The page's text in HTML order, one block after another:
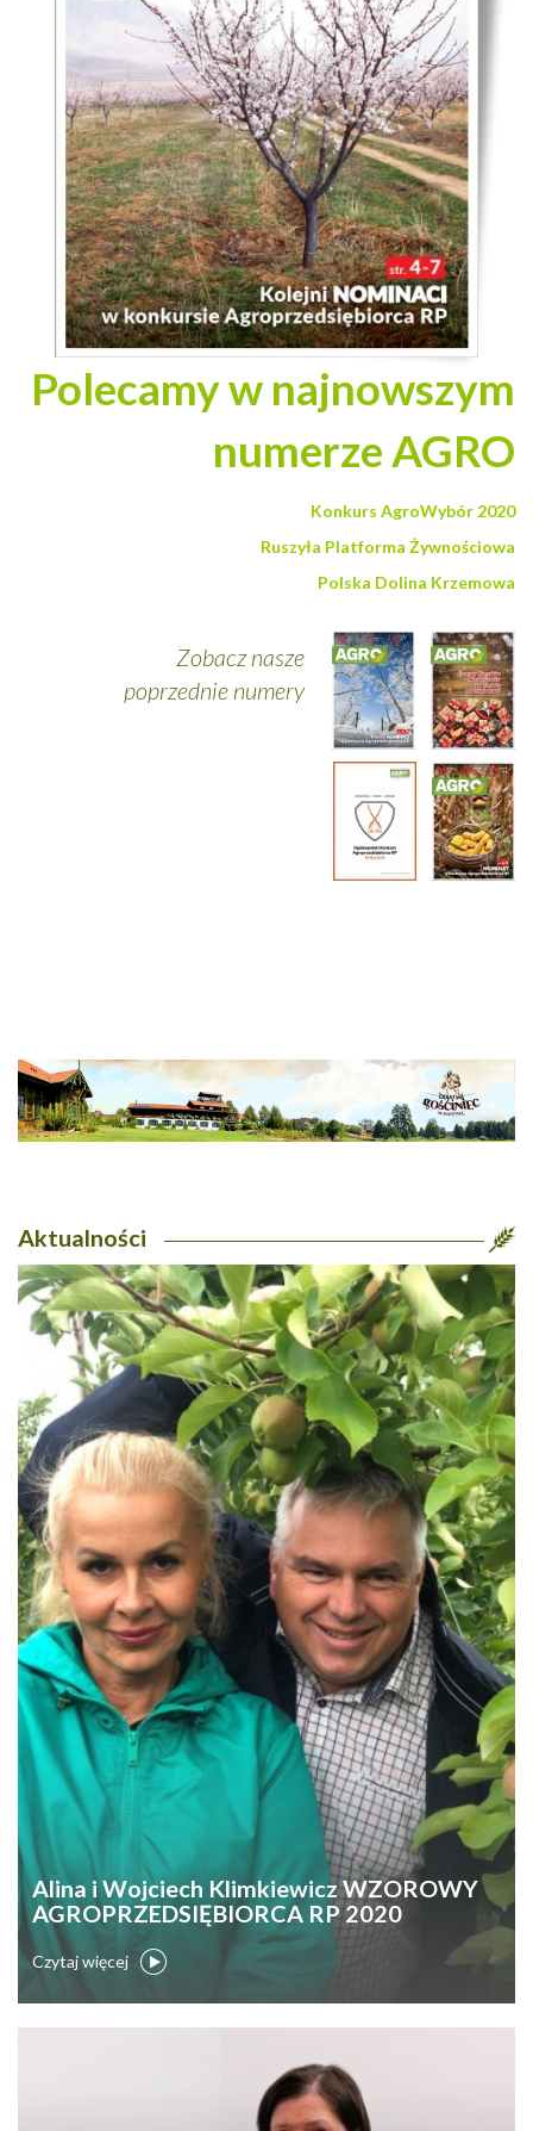
Polecamy w najnowszym
numerze AGRO
Konkurs AgroWybór 2020
Ruszyła Platforma Żywnościowa
Polska Dolina Krzemowa
Zobacz nasze
poprzednie numery
Aktualności
Alina i Wojciech Klimkiewicz WZOROWY
AGROPRZEDSIĘBIORCA RP 2020
Czytaj więcej